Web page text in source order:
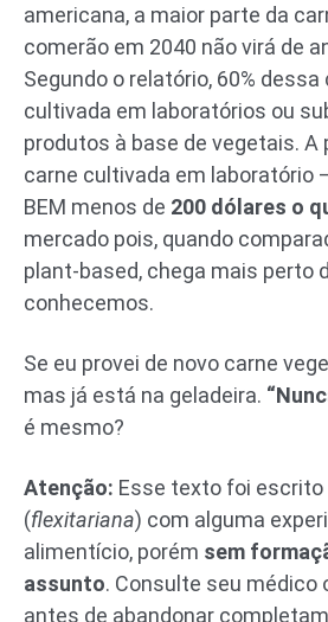
americana, a maior parte da
comerão em 2040 não virá de
Segundo o relatório, 60% dessa
cultivada em laboratórios ou
produtos à base de vegetais. A
carne cultivada em laboratório
BEM menos de 200 dólares o
mercado pois, quando
plant-based, chega mais perto
conhecemos.
Se eu provei de novo carne
mas já está na geladeira.
é mesmo?
Atenção: Esse texto foi escrito
(flexitariana) com alguma
alimentício, porém sem
assunto. Consulte seu médico
antes de abandonar